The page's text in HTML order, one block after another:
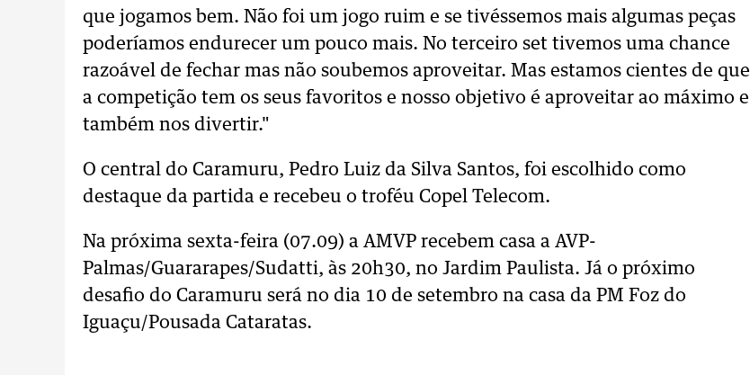
que jogamos bem. Não foi um jogo ruim e se tivéssemos mais algumas peças
poderíamos endurecer um pouco mais. No terceiro set tivemos uma chance
razoável de fechar mas não soubemos aproveitar. Mas estamos cientes de que
a competição tem os seus favoritos e nosso objetivo é aproveitar ao máximo e
também nos divertir."
O central do Caramuru, Pedro Luiz da Silva Santos, foi escolhido como
destaque da partida e recebeu o troféu Copel Telecom.
Na próxima sexta-feira (07.09) a AMVP recebem casa a AVP-
Palmas/Guararapes/Sudatti, às 20h30, no Jardim Paulista. Já o próximo
desafio do Caramuru será no dia 10 de setembro na casa da PM Foz do
Iguaçu/Pousada Cataratas.